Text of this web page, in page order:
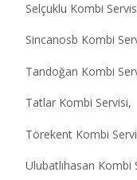
Selçuklu Kombi
Sincanosb Kombi
Tandoğan Kombi
Tatlar Kombi Servisi,
Törekent Kombi
Ulubatlıhasan Kombi